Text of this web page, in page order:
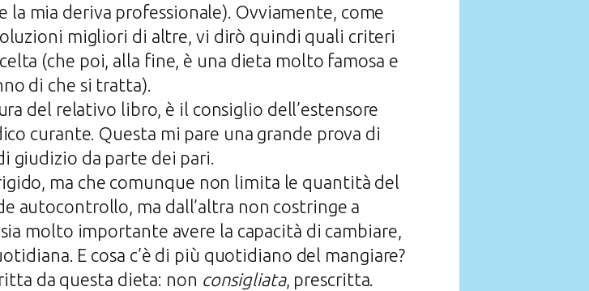
mia deriva professionale). Ovviamente, come
migliori di altre, vi dirò quindi quali criteri
(che poi, alla fine, è una dieta molto famosa e
di che si tratta).
del relativo libro, è il consiglio dell’estensore
curante. Questa mi pare una grande prova di
da parte dei pari.
ma che comunque non limita le quantità del
autocontrollo, ma dall’altra non costringe a
molto importante avere la capacità di cambiare,
E cosa c’è di più quotidiano del mangiare?
da questa dieta: non consigliata, prescritta.